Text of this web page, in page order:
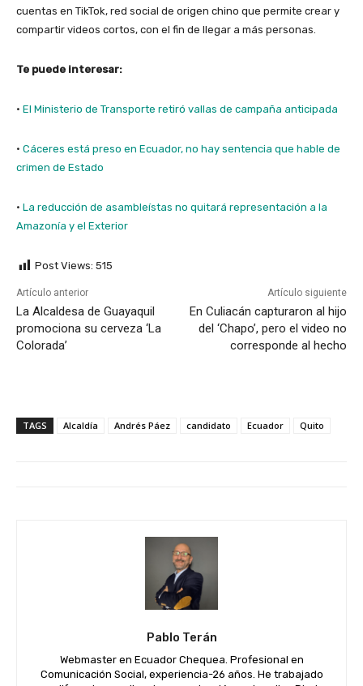
cuentas en TikTok, red social de origen chino que permite crear y
compartir videos cortos, con el fin de llegar a más personas.
Te puede interesar:
· El Ministerio de Transporte retiró vallas de campaña anticipada
· Cáceres está preso en Ecuador, no hay sentencia que hable de
crimen de Estado
· La reducción de asambleístas no quitará representación a la
Amazonía y el Exterior
Post Views: 515
Artículo anterior
La Alcaldesa de Guayaquil
promociona su cerveza ‘La
Colorada’
Artículo siguiente
En Culiacán capturaron al hijo
del ‘Chapo’, pero el video no
corresponde al hecho
TAGS Alcaldía Andrés Páez candidato Ecuador Quito
Pablo Terán
Webmaster en Ecuador Chequea. Profesional en
Comunicación Social, experiencia-26 años. He trabajado